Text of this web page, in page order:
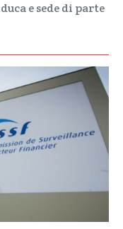
e sede di parte